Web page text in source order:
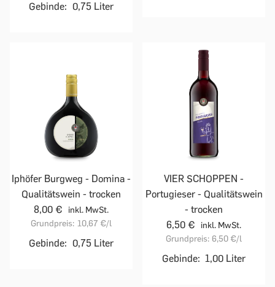
Gebinde: 0,75 Liter
Iphöfer Burgweg - Domina -
Qualitätswein - trocken
8,00 €
inkl. MwSt.
Grundpreis: 10,67 €/l
Gebinde: 0,75 Liter
VIER SCHOPPEN -
Portugieser - Qualitätswein
- trocken
6,50 €
inkl. MwSt.
Grundpreis: 6,50 €/l
Gebinde: 1,00 Liter